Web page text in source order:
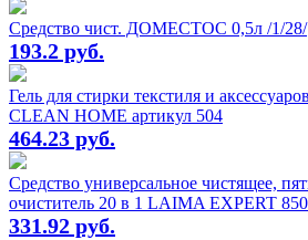
Средство чист. ДОМЕСТОС 0,5л /1/28/
193.2 руб.
Гель для стирки текстиля и
CLEAN HOME артикул 504
464.23 руб.
Средство универсальное чистящее,
очиститель 20 в 1 LAIMA EXPERT 850
331.92 руб.